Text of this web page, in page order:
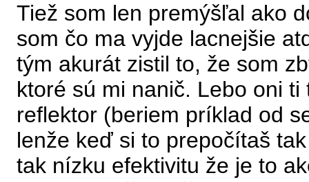
Tiež som len premýšľal ako
som čo ma vyjde lacnejšie
tým akurát zistil to, že som
ktoré sú mi nanič. Lebo oni
reflektor (beriem príklad od
lenže keď si to prepočítaš
tak nízku efektivitu že je to